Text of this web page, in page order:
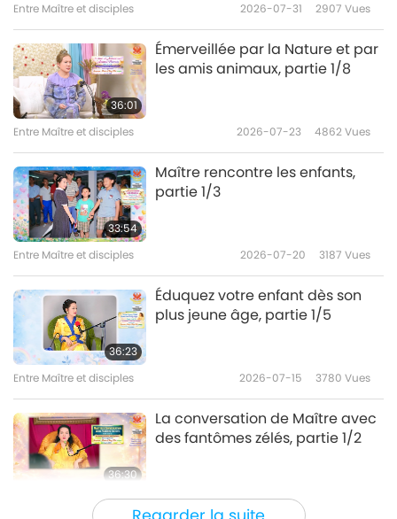
Entre Maître et disciples 2026-07-31 2907 Vues
36:01
Émerveillée par la Nature et par
les amis animaux, partie 1/8
Entre Maître et disciples 2026-07-23 4862Vues
33:54
Maître rencontre les enfants,
partie 1/3
Entre Maître et disciples 2026-07-20 3187 Vues
36:23
Éduquez votre enfant dès son
plus jeune âge, partie 1/5
Entre Maître et disciples 2026-07-15 3780 Vues
36:30
La conversation de Maître avec
des fantômes zélés, partie 1/2
Entre Maître et disciples 2026-07-13